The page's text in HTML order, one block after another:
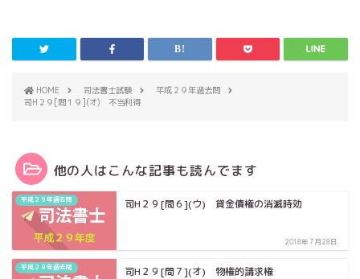
HOME 司法書士試験
平成２９年過去問
司H２９[問１９](オ) 不当利得
他の人はこんな記事も読んでます
平成２９年過去問 司H２９[問６](ウ) 貸金債権の消滅時効
2018年7月28日
平成２９年過去問 司H２９[問７](オ) 物権的請求権